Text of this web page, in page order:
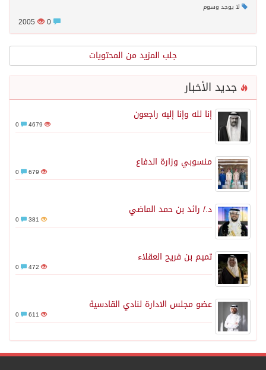
لا يوجد وسوم
2005
جلب المزيد من المحتويات
جديد الأخبار
إنا لله وإنا إليه راجعون
4679
منسوبي وزارة الدفاع
679
د./ رائد بن حمد الماضي
381
تميم بن فريح العقلاء
472
عضو مجلس الادارة لنادي القادسية
611